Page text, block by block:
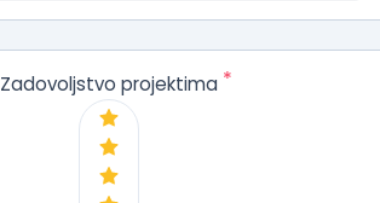
Zadovoljstvo projektima *